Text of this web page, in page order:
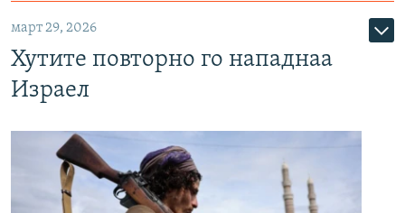
март 29, 2026
Хутите повторно го нападнаа
Израел